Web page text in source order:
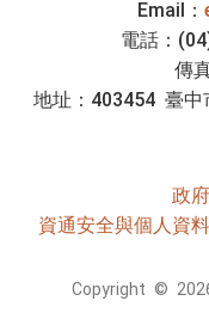
Email：
電話：
傳
地址：403454 臺中
政
資通安全與個人資
Copyright ©